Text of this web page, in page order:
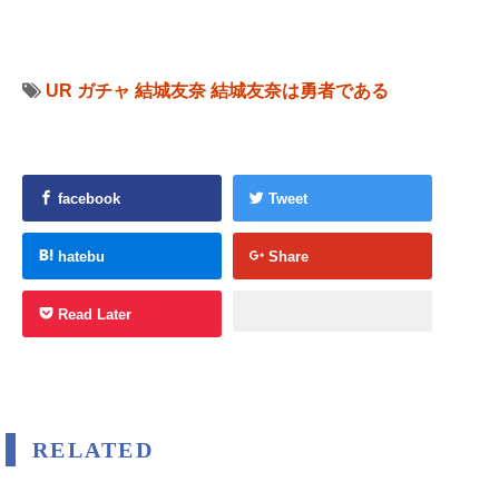
UR ガチャ 結城友奈 結城友奈は勇者である
facebook Tweet
hatebu Share
Read Later
RELATED